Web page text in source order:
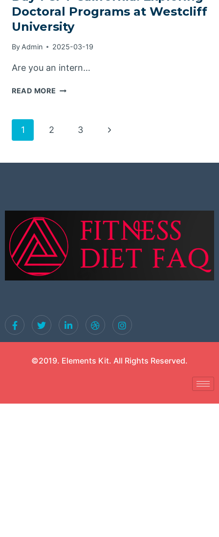
Doctoral Programs at Westcliff
University
By Admin 2025-03-19
Are you an intern…
READ MORE
1 2 3
©2019. Elements Kit. All Rights Reserved.